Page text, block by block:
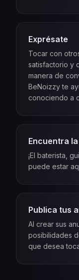
Exprésate
Tocar con
satisfactorio y
manera de
BeNoizzy te
conociendo a
Encuentra
¡El baterista,
puede estar
Publica tus
Al crear sus
posibilidades
que desea